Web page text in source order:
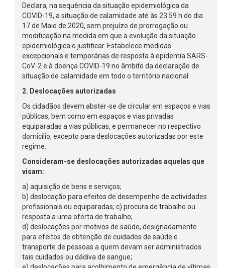
Declara, na sequência da situação epidemiológica da
COVID-19, a situação de calamidade até às 23:59 h do dia
17 de Maio de 2020, sem prejuízo de prorrogação ou
modificação na medida em que a evolução da situação
epidemiológica o justificar. Estabelece medidas
excepcionais e temporárias de resposta à epidemia SARS-
CoV-2 e à doença COVID-19 no âmbito da declaração de
situação de calamidade em todo o território nacional.
2. Deslocações autorizadas
Os cidadãos devem abster-se de circular em espaços e vias
públicas, bem como em espaços e vias privadas
equiparadas a vias públicas, e permanecer no respectivo
domicílio, excepto para deslocações autorizadas por este
regime.
Consideram-se deslocações autorizadas aquelas que
visam:
a) aquisição de bens e serviços;
b) deslocação para efeitos de desempenho de actividades
profissionais ou equiparadas; c) procura de trabalho ou
resposta a uma oferta de trabalho;
d) deslocações por motivos de saúde, designadamente
para efeitos de obtenção de cuidados de saúde e
transporte de pessoas a quem devam ser administrados
tais cuidados ou dádiva de sangue;